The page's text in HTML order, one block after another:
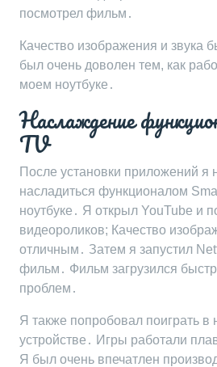
посмотрел фильм․
Качество изображения и звука
был очень доволен тем, как
моем ноутбуке․
Наслаждение
TV
После установки приложений я
насладиться функционалом
ноутбуке․ Я открыл YouTube и
видеороликов; Качество
отличным․ Затем я запустил
фильм․ Фильм загрузился
проблем․
Я также попробовал поиграть в
устройстве․ Игры работали
Я был очень впечатлен